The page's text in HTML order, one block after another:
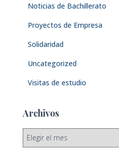
Noticias de Bachillerato
Proyectos de Empresa
Solidaridad
Uncategorized
Visitas de estudio
Archivos
A
r